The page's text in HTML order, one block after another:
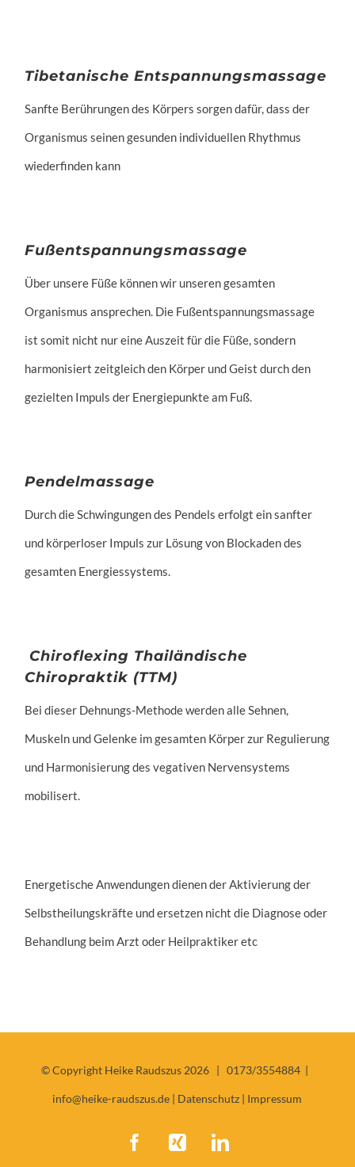
Tibetanische Entspannungsmassage
Sanfte Berührungen des Körpers sorgen dafür, dass der
Organismus seinen gesunden individuellen Rhythmus
wiederfinden kann
Fußentspannungsmassage
Über unsere Füße können wir unseren gesamten
Organismus ansprechen. Die Fußentspannungsmassage
ist somit nicht nur eine Auszeit für die Füße, sondern
harmonisiert zeitgleich den Körper und Geist durch den
gezielten Impuls der Energiepunkte am Fuß.
Pendelmassage
Durch die Schwingungen des Pendels erfolgt ein sanfter
und körperloser Impuls zur Lösung von Blockaden des
gesamten Energiessystems.
Chiroflexing Thailändische
Chiropraktik (TTM)
Bei dieser Dehnungs-Methode werden alle Sehnen,
Muskeln und Gelenke im gesamten Körper zur Regulierung
und Harmonisierung des vegativen Nervensystems
mobilisert.
Energetische Anwendungen dienen der Aktivierung der
Selbstheilungskräfte und ersetzen nicht die Diagnose oder
Behandlung beim Arzt oder Heilpraktiker etc
© Copyright Heike Raudszus 2026 | 0173/3554884 |
info@heike-raudszus.de | Datenschutz | Impressum
Facebook
Xing LinkedIn